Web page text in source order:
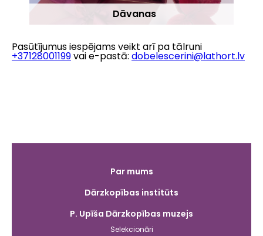
Dāvanas
Pasūtījumus iespējams veikt arī pa tālruni
+37128001199vai e-pastā: dobelescerini@lathort.lv
Par mums
Dārzkopības institūts
P. Upīša Dārzkopības muzejs
Selekcionāri